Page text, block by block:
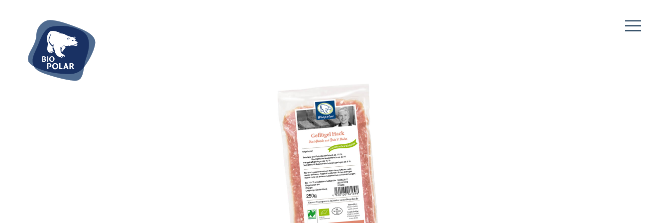
Fisch & Garnelen
Warum Tiefkühlkost?